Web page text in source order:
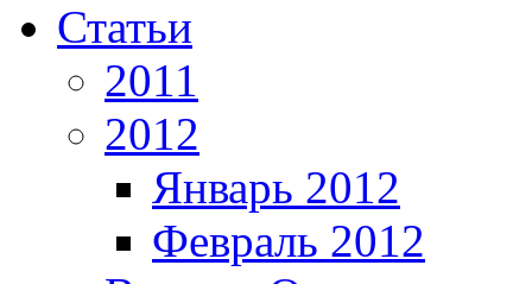
Статьи
2011
2012
Январь 2012
Февраль 2012